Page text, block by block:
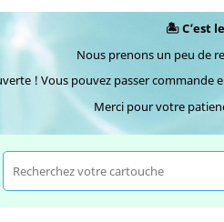
🏝️ C’est
Nous prenons un peu de
! Vous pouvez passer commande
Merci pour votre